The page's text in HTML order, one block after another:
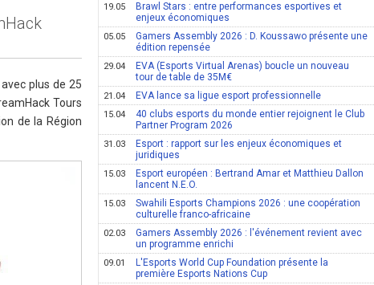
plus de 25
Tours
de la Région
19.05
Brawl Stars : entre performances esportives et
enjeux économiques
05.05
Gamers Assembly 2026 : D. Koussawo présente une
édition repensée
29.04
EVA (Esports Virtual Arenas) boucle un nouveau
tour de table de 35M€
21.04 EVA lance sa ligue esport professionnelle
15.04
40 clubs esports du monde entier rejoignent le Club
Partner Program 2026
31.03
Esport : rapport sur les enjeux économiques et
juridiques
15.03
Esport européen : Bertrand Amar et Matthieu Dallon
lancent N.E.O.
15.03
Swahili Esports Champions 2026 : une coopération
culturelle franco-africaine
02.03
Gamers Assembly 2026 : l'événement revient avec
un programme enrichi
09.01
L'Esports World Cup Foundation présente la
première Esports Nations Cup